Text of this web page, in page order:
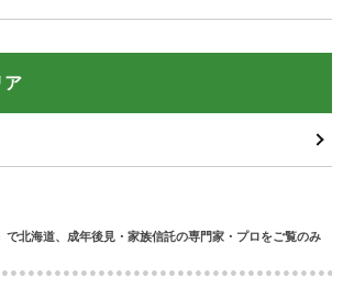
ア
で北海道、成年後見・家族信託の専門家・プロをご覧のみ